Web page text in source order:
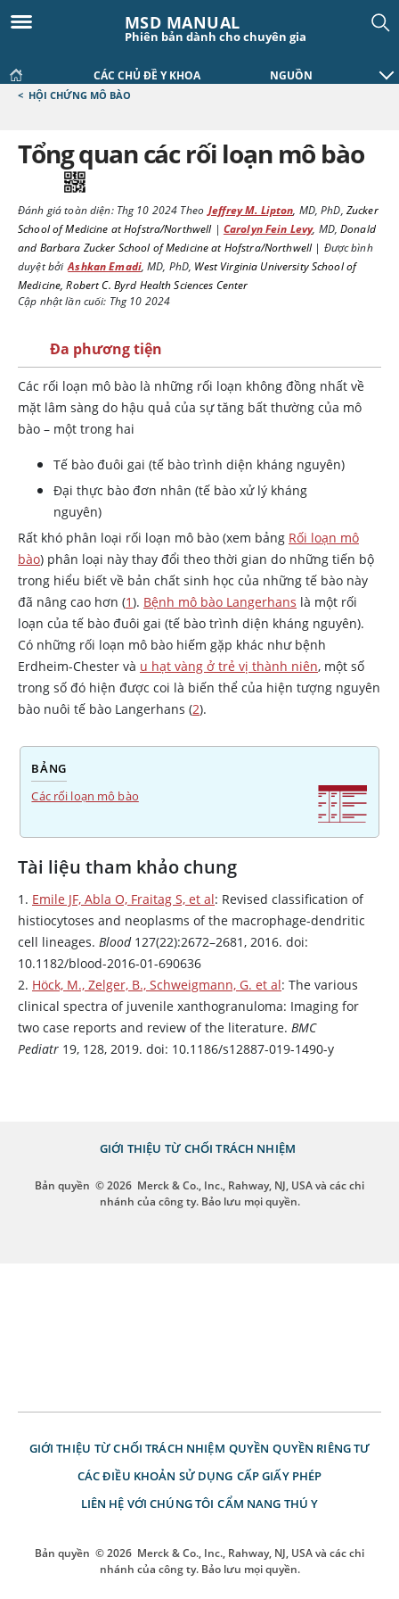
MSD MANUAL
Phiên bản dành cho chuyên gia
CÁC CHỦ ĐỀ Y KHOA NGUỒN
< HỘI CHỨNG MÔ BÀO
Tổng quan các rối loạn mô bào
Đánh giá toàn diện:Thg 10 2024 Theo Jeffrey M. Lipton, MD, PhD, Zucker
School of Medicine at Hofstra/Northwell| Carolyn Fein Levy, MD,Donald
and Barbara Zucker School of Medicine at Hofstra/Northwell| Được bình
duyệt bởi Ashkan Emadi,MD, PhD, West Virginia University School of
Medicine, Robert C. Byrd Health Sciences Center
Cập nhật lần cuối: Thg 10 2024
Đa phương tiện
Các rối loạn mô bào là những rối loạn không đồng nhất về
mặt lâm sàng do hậu quả của sự tăng bất thường của mô
bào – một trong hai
Tế bào đuôi gai (tế bào trình diện kháng nguyên)
Đại thực bào đơn nhân (tế bào xử lý kháng
nguyên)
Rất khó phân loại rối loạn mô bào (xem bảng Rối loạn mô
bào) phân loại này thay đổi theo thời gian do những tiến bộ
trong hiểu biết về bản chất sinh học của những tế bào này
đã nâng cao hơn (1). Bệnh mô bào Langerhans là một rối
loạn của tế bào đuôi gai (tế bào trình diện kháng nguyên).
Có những rối loạn mô bào hiếm gặp khác như bệnh
Erdheim-Chester và u hạt vàng ở trẻ vị thành niên, một số
trong số đó hiện được coi là biến thể của hiện tượng nguyên
bào nuôi tế bào Langerhans (2).
BẢNG
Các rối loạn mô bào
Tài liệu tham khảo chung
1. Emile JF, Abla O, Fraitag S, et al: Revised classification of
histiocytoses and neoplasms of the macrophage-dendritic
cell lineages. Blood127(22):2672–2681, 2016. doi:
10.1182/blood-2016-01-690636
2. Höck, M., Zelger, B., Schweigmann, G. et al: The various
clinical spectra of juvenile xanthogranuloma: Imaging for
two case reports and review of the literature. BMC
Pediatr 19, 128, 2019. doi: 10.1186/s12887-019-1490-y
GIỚI THIỆU TỪ CHỐI TRÁCH NHIỆM
Bản quyền © 2026 Merck & Co., Inc., Rahway, NJ, USA và các chi
nhánh của công ty. Bảo lưu mọi quyền.
GIỚI THIỆU TỪ CHỐI TRÁCH NHIỆM QUYỀN QUYỀN RIÊNG TƯ
CÁC ĐIỀU KHOẢN SỬ DỤNG CẤP GIẤY PHÉP
LIÊN HỆ VỚI CHÚNG TÔI CẨM NANG THÚ Y
Bản quyền © 2026 Merck & Co., Inc., Rahway, NJ, USA và các chi
nhánh của công ty. Bảo lưu mọi quyền.